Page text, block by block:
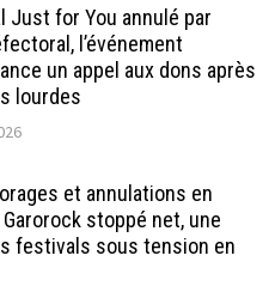
Just for You annulé par
l’événement
un appel aux dons après
lourdes
et annulations en
stoppé net, une
festivals sous tension en